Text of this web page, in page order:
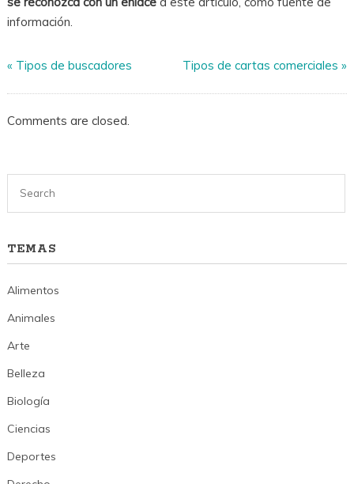
información.
« Tipos de buscadores Tipos de cartas comerciales »
Comments are closed.
TEMAS
Alimentos
Animales
Arte
Belleza
Biología
Ciencias
Deportes